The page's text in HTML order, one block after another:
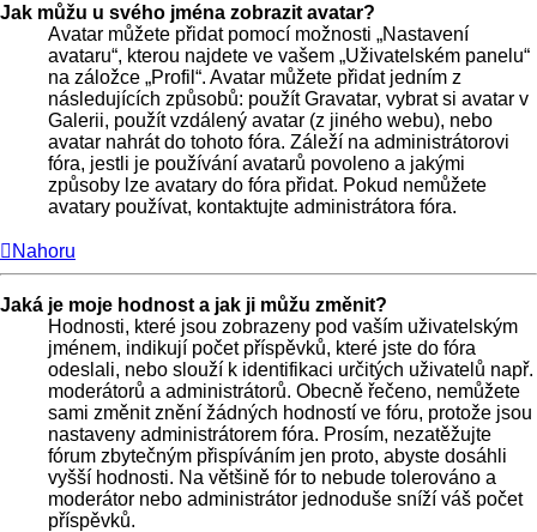
Jak můžu u svého jména zobrazit avatar?
Avatar můžete přidat pomocí možnosti „Nastavení
avataru“, kterou najdete ve vašem „Uživatelském panelu“
na záložce „Profil“. Avatar můžete přidat jedním z
následujících způsobů: použít Gravatar, vybrat si avatar v
Galerii, použít vzdálený avatar (z jiného webu), nebo
avatar nahrát do tohoto fóra. Záleží na administrátorovi
fóra, jestli je používání avatarů povoleno a jakými
způsoby lze avatary do fóra přidat. Pokud nemůžete
avatary používat, kontaktujte administrátora fóra.
Nahoru
Jaká je moje hodnost a jak ji můžu změnit?
Hodnosti, které jsou zobrazeny pod vaším uživatelským
jménem, indikují počet příspěvků, které jste do fóra
odeslali, nebo slouží k identifikaci určitých uživatelů např.
moderátorů a administrátorů. Obecně řečeno, nemůžete
sami změnit znění žádných hodností ve fóru, protože jsou
nastaveny administrátorem fóra. Prosím, nezatěžujte
fórum zbytečným přispíváním jen proto, abyste dosáhli
vyšší hodnosti. Na většině fór to nebude tolerováno a
moderátor nebo administrátor jednoduše sníží váš počet
příspěvků.